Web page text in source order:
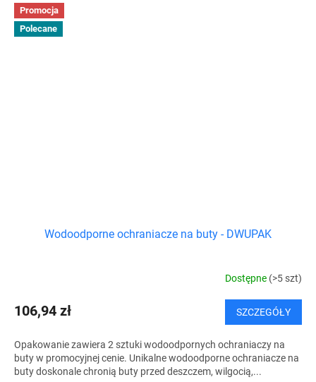
Promocja
Polecane
Wodoodporne ochraniacze na buty - DWUPAK
Dostępne (>5 szt)
106,94 zł SZCZEGÓŁY
Opakowanie zawiera 2 sztuki wodoodpornych ochraniaczy na
buty w promocyjnej cenie. Unikalne wodoodporne ochraniacze na
buty doskonale chronią buty przed deszczem, wilgocią,...